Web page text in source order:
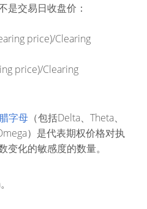
是交易日收盘价：
price)/Clearing
price)/Clearing
字母 （包括Delta、Theta、
）是代表期权价格对执
化的敏感度的数量。